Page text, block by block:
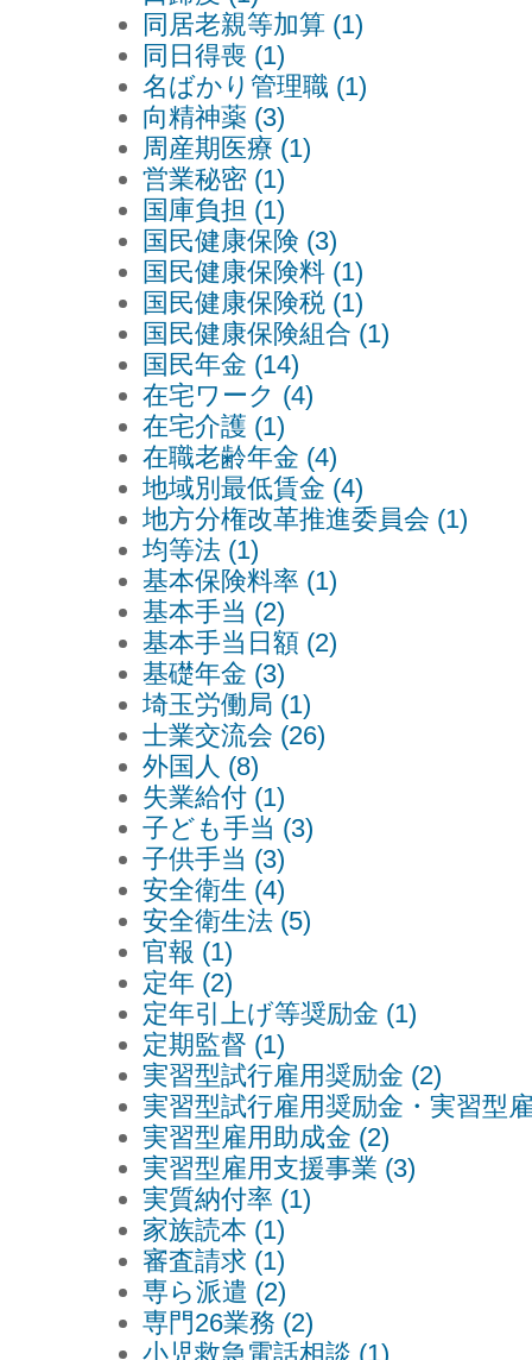
同居老親等加算 (1)
同日得喪 (1)
名ばかり管理職 (1)
向精神薬 (3)
周産期医療 (1)
営業秘密 (1)
国庫負担 (1)
国民健康保険 (3)
国民健康保険料 (1)
国民健康保険税 (1)
国民健康保険組合 (1)
国民年金 (14)
在宅ワーク (4)
在宅介護 (1)
在職老齢年金 (4)
地域別最低賃金 (4)
地方分権改革推進委員会 (1)
均等法 (1)
基本保険料率 (1)
基本手当 (2)
基本手当日額 (2)
基礎年金 (3)
埼玉労働局 (1)
士業交流会 (26)
外国人 (8)
失業給付 (1)
子ども手当 (3)
子供手当 (3)
安全衛生 (4)
安全衛生法 (5)
官報 (1)
定年 (2)
定年引上げ等奨励金 (1)
定期監督 (1)
実習型試行雇用奨励金 (2)
実習型試行雇用奨励金・実習型
実習型雇用助成金 (2)
実習型雇用支援事業 (3)
実質納付率 (1)
家族読本 (1)
審査請求 (1)
専ら派遣 (2)
専門26業務 (2)
小児救急電話相談 (1)